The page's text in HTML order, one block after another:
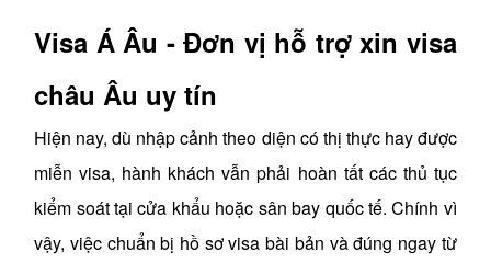
Visa Á Âu - Đơn vị hỗ trợ xin visa
châu Âu uy tín
Hiện nay, dù nhập cảnh theo diện có thị thực hay được
miễn visa, hành khách vẫn phải hoàn tất các thủ tục
kiểm soát tại cửa khẩu hoặc sân bay quốc tế. Chính vì
vậy, việc chuẩn bị hồ sơ visa bài bản và đúng ngay từ